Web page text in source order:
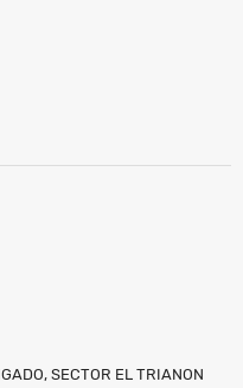
SECTOR EL TRIANON